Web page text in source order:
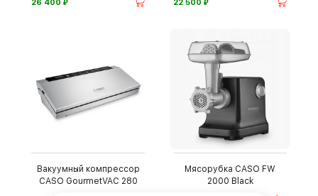
26 400 22 500
Вакуумный компрессор
CASO GourmetVAC 280
Мясорубка CASO FW
2000 Black